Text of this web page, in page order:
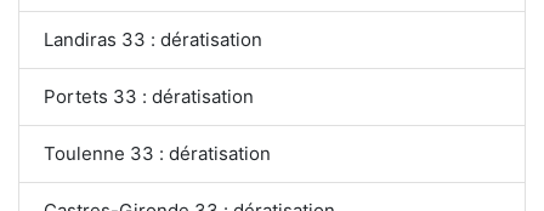
Landiras 33 : dératisation
Portets 33 : dératisation
Toulenne 33 : dératisation